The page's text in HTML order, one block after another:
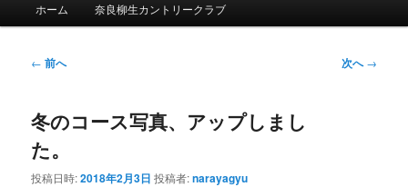
へ
ホーム 奈良柳生カントリークラブ
投
ビ
ゲ
ー
シ
← 前へ 次へ→
冬のコース写真、アップしまし
た。
投稿日時:2018年2月3日 投稿者:narayagyu